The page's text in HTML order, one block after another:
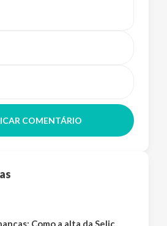
COMENTÁRIO
Como a alta da Selic